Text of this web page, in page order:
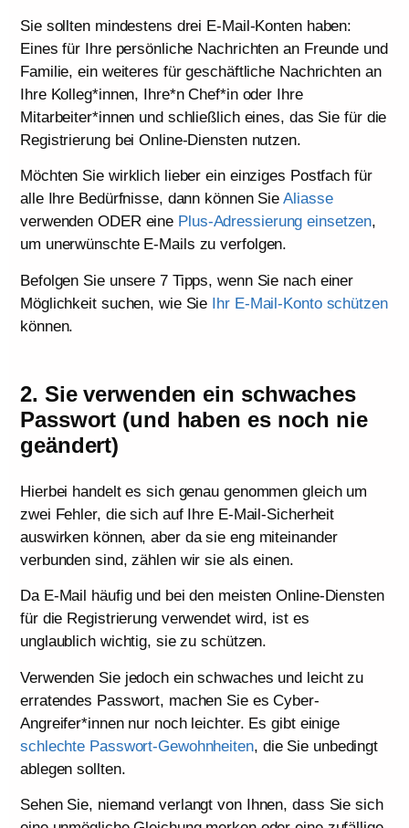
Sie sollten mindestens drei E-Mail-Konten haben:
Eines für Ihre persönliche Nachrichten an Freunde und
Familie, ein weiteres für geschäftliche Nachrichten an
Ihre Kolleg*innen, Ihre*n Chef*in oder Ihre
Mitarbeiter*innen und schließlich eines, das Sie für die
Registrierung bei Online-Diensten nutzen.
Möchten Sie wirklich lieber ein einziges Postfach für
alle Ihre Bedürfnisse, dann können SieAliasse
verwenden ODER eine Plus-Adressierung einsetzen,
um unerwünschte E-Mails zu verfolgen.
Befolgen Sie unsere 7 Tipps, wenn Sie nach einer
Möglichkeit suchen, wie Sie Ihr E-Mail-Konto schützen
können.
2. Sie verwenden ein schwaches
Passwort (und haben es noch nie
geändert)
Hierbei handelt es sich genau genommen gleich um
zwei Fehler, die sich auf Ihre E-Mail-Sicherheit
auswirken können, aber da sie eng miteinander
verbunden sind, zählen wir sie als einen.
Da E-Mail häufig und bei den meisten Online-Diensten
für die Registrierung verwendet wird, ist es
unglaublich wichtig, sie zu schützen.
Verwenden Sie jedoch ein schwaches und leicht zu
erratendes Passwort, machen Sie es Cyber-
Angreifer*innen nur noch leichter. Es gibt einige
schlechte Passwort-Gewohnheiten, die Sie unbedingt
ablegen sollten.
Sehen Sie, niemand verlangt von Ihnen, dass Sie sich